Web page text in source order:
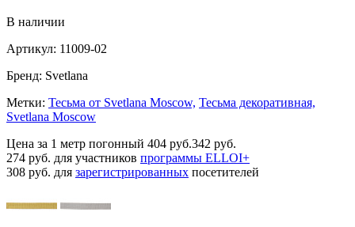
В наличии
Артикул: 11009-02
Бренд: Svetlana
Метки: Тесьма от Svetlana Moscow, Тесьма декоративная,
Svetlana Moscow
Цена за 1 метр погонный 404 руб.342 руб.
274 руб. для участников программы ELLOI+
308 руб. для зарегистрированных посетителей